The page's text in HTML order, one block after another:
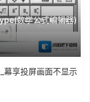
数学公式编辑器)
幕享投屏画面不显示